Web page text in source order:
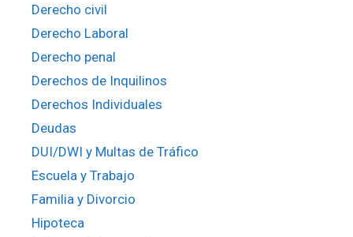
Derecho civil
Derecho Laboral
Derecho penal
Derechos de Inquilinos
Derechos Individuales
Deudas
DUI/DWI y Multas de Tráfico
Escuela y Trabajo
Familia y Divorcio
Hipoteca